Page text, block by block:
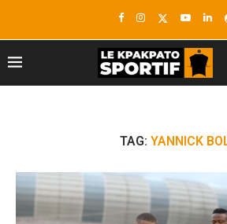
TAG: YANNICK